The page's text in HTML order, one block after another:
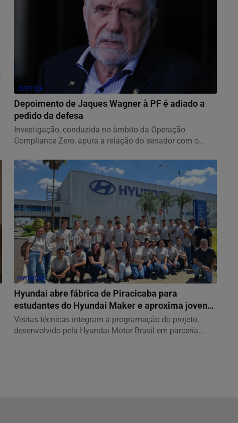
JUSTIÇA
Depoimento de Jaques Wagner à PF é adiado a
pedido da defesa
Investigação, conduzida no âmbito da Operação
Compliance Zero, apura a relação do senador com o...
HYUNDAI
Hyundai abre fábrica de Piracicaba para
estudantes do Hyundai Maker e aproxima jovens
da...
Visitas técnicas integram a programação do projeto,
desenvolvido pela Hyundai Motor Brasil em parceria...